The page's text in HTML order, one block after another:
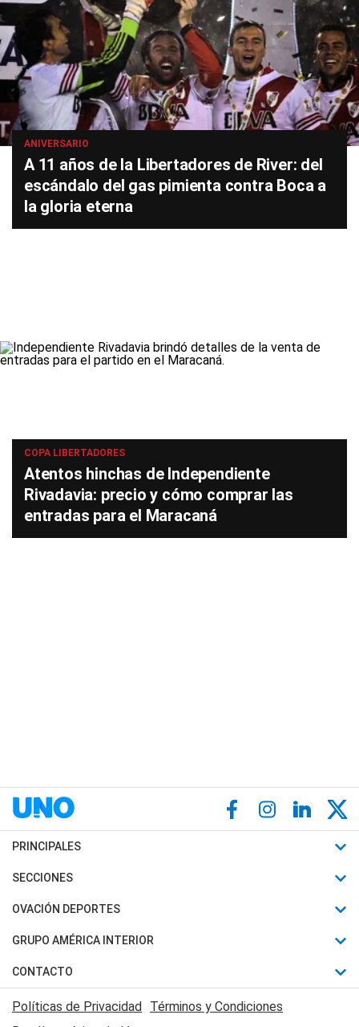
ANIVERSARIO
A 11 años de la Libertadores de River: del
escándalo del gas pimienta contra Boca a
la gloria eterna
COPA LIBERTADORES
Atentos hinchas de Independiente
Rivadavia: precio y cómo comprar las
entradas para el Maracaná
PRINCIPALES
Últimas Noticias
Política
Judiciales
Economia
SECCIONES
Horóscopo
Motores
Trucos caseros
Series y Películas
OVACIÓN DEPORTES
Fútbol
Mundial
Automovilismo
Rugby
GRUPO AMÉRICA INTERIOR
Canal 7 en Vivo
CONTACTO
Acerca de Nosotros
Políticas de Privacidad Términos y Condiciones